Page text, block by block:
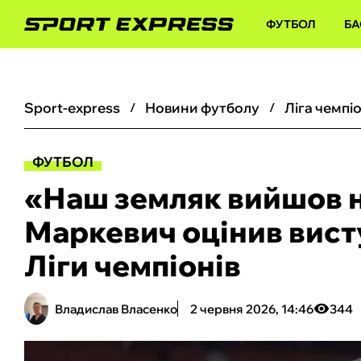
ФУТБОЛ
sport-express новини футболу ліга
ФУТБОЛ
«‎Наш земляк вийшов
Маркевич оцінив
Ліги чемпіонів
Владислав Власенко 2 червня 2026, 14:46 344